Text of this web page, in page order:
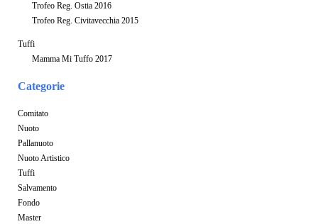
Trofeo Reg. Ostia 2016
Trofeo Reg. Civitavecchia 2015
Tuffi
Mamma Mi Tuffo 2017
Categorie
Comitato
Nuoto
Pallanuoto
Nuoto Artistico
Tuffi
Salvamento
Fondo
Master